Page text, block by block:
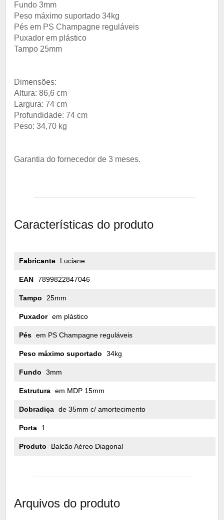
Fundo 3mm
Peso máximo suportado 34kg
Pés em PS Champagne reguláveis
Puxador em plástico
Tampo 25mm
Dimensões:
Altura: 86,6 cm
Largura: 74 cm
Profundidade: 74 cm
Peso: 34,70 kg
Garantia do fornecedor de 3 meses.
Características do produto
Fabricante Luciane
EAN 7899822847046
Tampo 25mm
Puxador em plástico
Pés em PS Champagne reguláveis
Peso máximo suportado 34kg
Fundo 3mm
Estrutura em MDP 15mm
Dobradiça de 35mm c/ amortecimento
Porta 1
Produto Balcão Aéreo Diagonal
Arquivos do produto